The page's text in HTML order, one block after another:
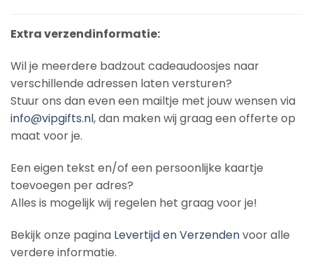
Extra verzendinformatie:
Wil je meerdere badzout cadeaudoosjes naar
verschillende adressen laten versturen?
Stuur ons dan even een mailtje met jouw wensen via
info@vipgifts.nl, dan maken wij graag een offerte op
maat voor je.
Een eigen tekst en/of een persoonlijke kaartje
toevoegen per adres?
Alles is mogelijk wij regelen het graag voor je!
Bekijk onze pagina Levertijd en Verzendenvoor alle
verdere informatie.